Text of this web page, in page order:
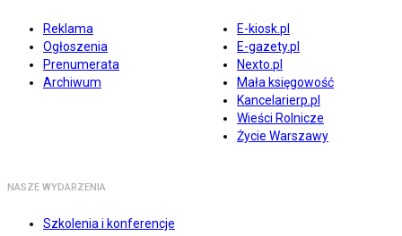
Reklama
Ogłoszenia
Prenumerata
Archiwum
E-kiosk.pl
E-gazety.pl
Nexto.pl
Mała księgowość
Kancelarierp.pl
Wieści Rolnicze
Życie Warszawy
NASZE WYDARZENIA
Szkolenia i konferencje